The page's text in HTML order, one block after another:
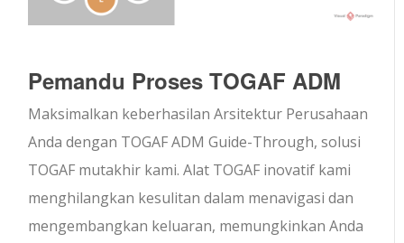
Pemandu Proses TOGAF ADM
Maksimalkan keberhasilan Arsitektur Perusahaan
Anda dengan TOGAF ADM Guide-Through, solusi
TOGAF mutakhir kami. Alat TOGAF inovatif kami
menghilangkan kesulitan dalam menavigasi dan
mengembangkan keluaran, memungkinkan Anda